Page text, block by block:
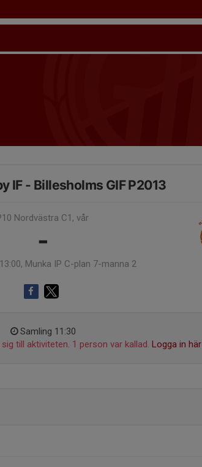
IF - Billesholms GIF P2013
Nordvästra C1, vår
-
Munka IP C-plan 7-manna 2
Samling 11:30
till aktiviteten. 1 person var kallad. Logga in här